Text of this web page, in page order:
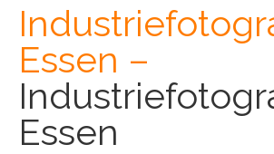
Essen –
Essen